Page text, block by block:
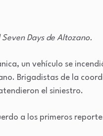
Days de Altozano.
un vehículo se
Brigadistas de la
el siniestro.
a los primeros